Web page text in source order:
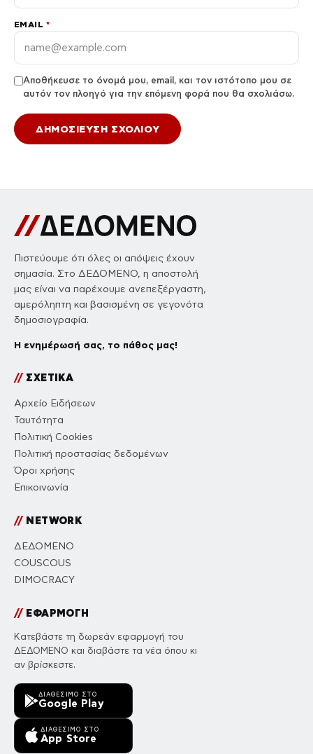
EMAIL *
Αποθήκευσε το όνομά μου, email, και τον ιστότοπο μου σε
αυτόν τον πλοηγό για την επόμενη φορά που θα σχολιάσω.
Πιστεύουμε ότι όλες οι απόψεις έχουν
σημασία. Στο ΔΕΔΟΜΕΝΟ, η αποστολή
μας είναι να παρέχουμε ανεπεξέργαστη,
αμερόληπτη και βασισμένη σε γεγονότα
δημοσιογραφία.
Η ενημέρωσή σας, το πάθος μας!
//ΣΧΕΤΙΚΑ
Αρχείο Ειδήσεων
Ταυτότητα
Πολιτική Cookies
Πολιτική προστασίας δεδομένων
Όροι χρήσης
Επικοινωνία
//NETWORK
ΔΕΔΟΜΕΝΟ
COUSCOUS
DIMOCRACY
//ΕΦΑΡΜΟΓΗ
Κατεβάστε τη δωρεάν εφαρμογή του
ΔΕΔΟΜΕΝΟ και διαβάστε τα νέα όπου κι
αν βρίσκεστε.
ΔΙΑΘΈΣΙΜΟ ΣΤΟ
Google Play
ΔΙΑΘΈΣΙΜΟ ΣΤΟ
App Store